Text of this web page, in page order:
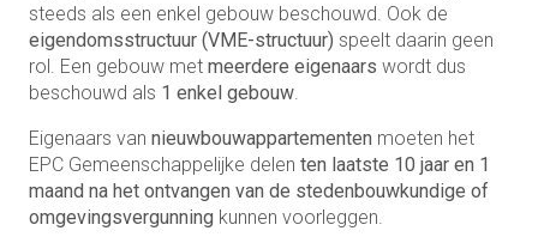
steeds als een enkel gebouw beschouwd. Ook de
eigendomsstructuur (VME-structuur) speelt daarin geen
rol. Een gebouw met meerdere eigenaars wordt dus
beschouwd als 1 enkel gebouw
Eigenaars van nieuwbouwappartementen moeten het
EPC Gemeenschappelijke delen ten laatste 10 jaar en 1
maand na het ontvangen van de stedenbouwkundige of
omgevingsvergunning kunnen voorleggen.